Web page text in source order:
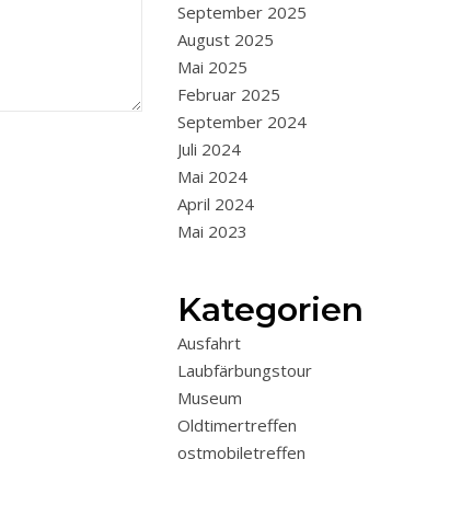
September 2025
August 2025
Mai 2025
Februar 2025
September 2024
Juli 2024
Mai 2024
April 2024
Mai 2023
Kategorien
Ausfahrt
Laubfärbungstour
Museum
Oldtimertreffen
ostmobiletreffen